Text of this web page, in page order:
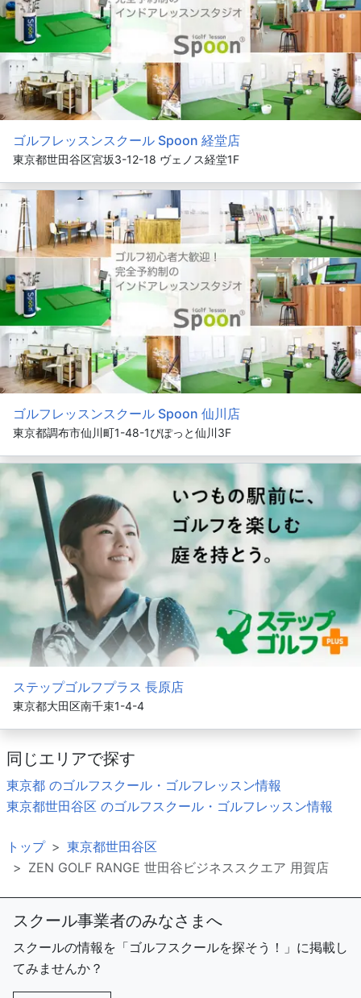
ゴルフレッスンスクール Spoon 経堂店
東京都世田谷区宮坂3-12-18 ヴェノス経堂1F
ゴルフレッスンスクール Spoon 仙川店
東京都調布市仙川町1-48-1ぴぽっと仙川3F
ステップゴルフプラス 長原店
東京都大田区南千束1-4-4
同じエリアで探す
東京都 のゴルフスクール・ゴルフレッスン情報
東京都世田谷区 のゴルフスクール・ゴルフレッスン情報
トップ
東京都世田谷区
ZEN GOLF RANGE 世田谷ビジネススクエア 用賀店
スクール事業者のみなさまへ
スクールの情報を「ゴルフスクールを探そう！」に掲載し
てみませんか？